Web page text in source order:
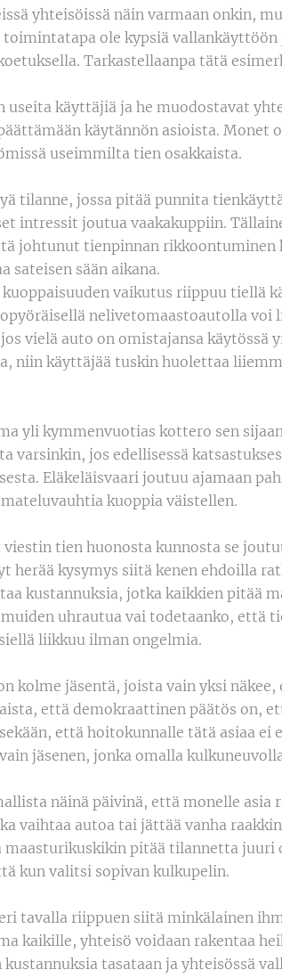
yhteisöissä näin varmaan onkin,
ole kypsiä vallankäyttöön
Tarkastellaanpa tätä
useita käyttäjiä ja he muodostavat
käytännön asioista. Monet
useimmilta tien osakkaista.
tilanne, jossa pitää punnita
intressit joutua vaakakuppiin.
johtunut tienpinnan rikkoontuminen
sateisen sään aikana.
kuoppaisuuden vaikutus riippuu tiellä
nelivetomaastoautolla voi
vielä auto on omistajansa käytössä
niin käyttäjää tuskin huolettaa
yli kymmenvuotias kottero sen
varsinkin, jos edellisessä
Eläkeläisvaari joutuu ajamaan
kuoppia väistellen.
viestin tien huonosta kunnosta se
herää kysymys siitä kenen ehdoilla
kustannuksia, jotka kaikkien pitää
uhrautua vai todetaanko, että
liikkuu ilman ongelmia.
kolme jäsentä, joista vain yksi
että demokraattinen päätös on,
että hoitokunnalle tätä asiaa ei
jäsenen, jonka omalla
näinä päivinä, että monelle
vaihtaa autoa tai jättää vanha
maasturikuskikin pitää tilannetta juuri
kun valitsi sopivan kulkupelin.
tavalla riippuen siitä minkälainen
kaikille, yhteisö voidaan rakentaa
tasataan ja yhteisössä